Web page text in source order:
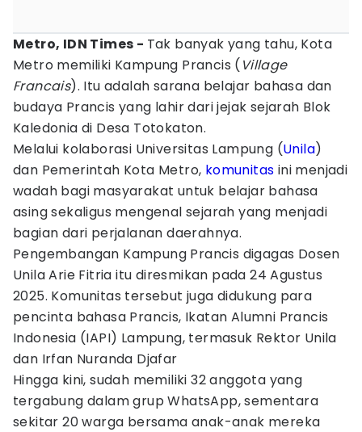
Metro, IDN Times - Tak banyak yang tahu, Kota
Metro memiliki Kampung Prancis ( Village
Francais). Itu adalah sarana belajar bahasa dan
budaya Prancis yang lahir dari jejak sejarah Blok
Kaledonia di Desa Totokaton.
Melalui kolaborasi Universitas Lampung (Unila)
dan Pemerintah Kota Metro, komunitas ini menjadi
wadah bagi masyarakat untuk belajar bahasa
asing sekaligus mengenal sejarah yang menjadi
bagian dari perjalanan daerahnya.
Pengembangan Kampung Prancis digagas Dosen
Unila Arie Fitria itu diresmikan pada 24 Agustus
2025. Komunitas tersebut juga didukung para
pencinta bahasa Prancis, Ikatan Alumni Prancis
Indonesia (IAPI) Lampung, termasuk Rektor Unila
dan Irfan Nuranda Djafar
Hingga kini, sudah memiliki 32 anggota yang
tergabung dalam grup WhatsApp, sementara
sekitar 20 warga bersama anak-anak mereka